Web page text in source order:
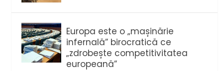
Europa este o „mașinărie
infernală” birocratică ce
„zdrobește competitivitatea
europeană”